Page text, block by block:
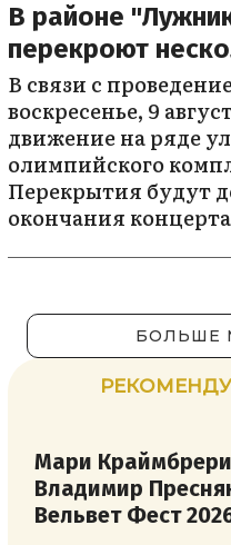
В районе
перекроют
В связи с
воскресенье, 9
движение на ряде
олимпийского
Перекрытия будут
окончания
БОЛЬШЕ
Мари
Владимир
Вельвет Фест